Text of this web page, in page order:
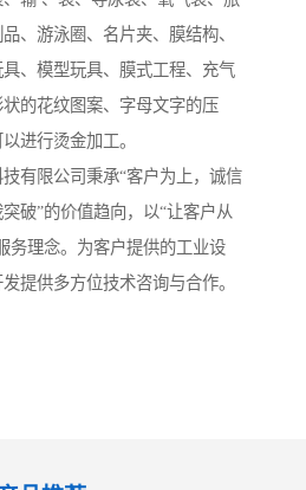
、游泳圈、名片夹、膜结构、
、模型玩具、膜式工程、充气
的花纹图案、字母文字的压
进行烫金加工。
有限公司秉承“客户为上，诚信
破”的价值趋向，以“让客户从
务理念。为客户提供的工业设
提供多方位技术咨询与合作。